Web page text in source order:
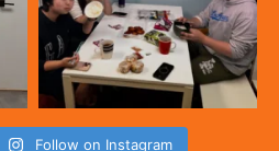
Follow on Instagram